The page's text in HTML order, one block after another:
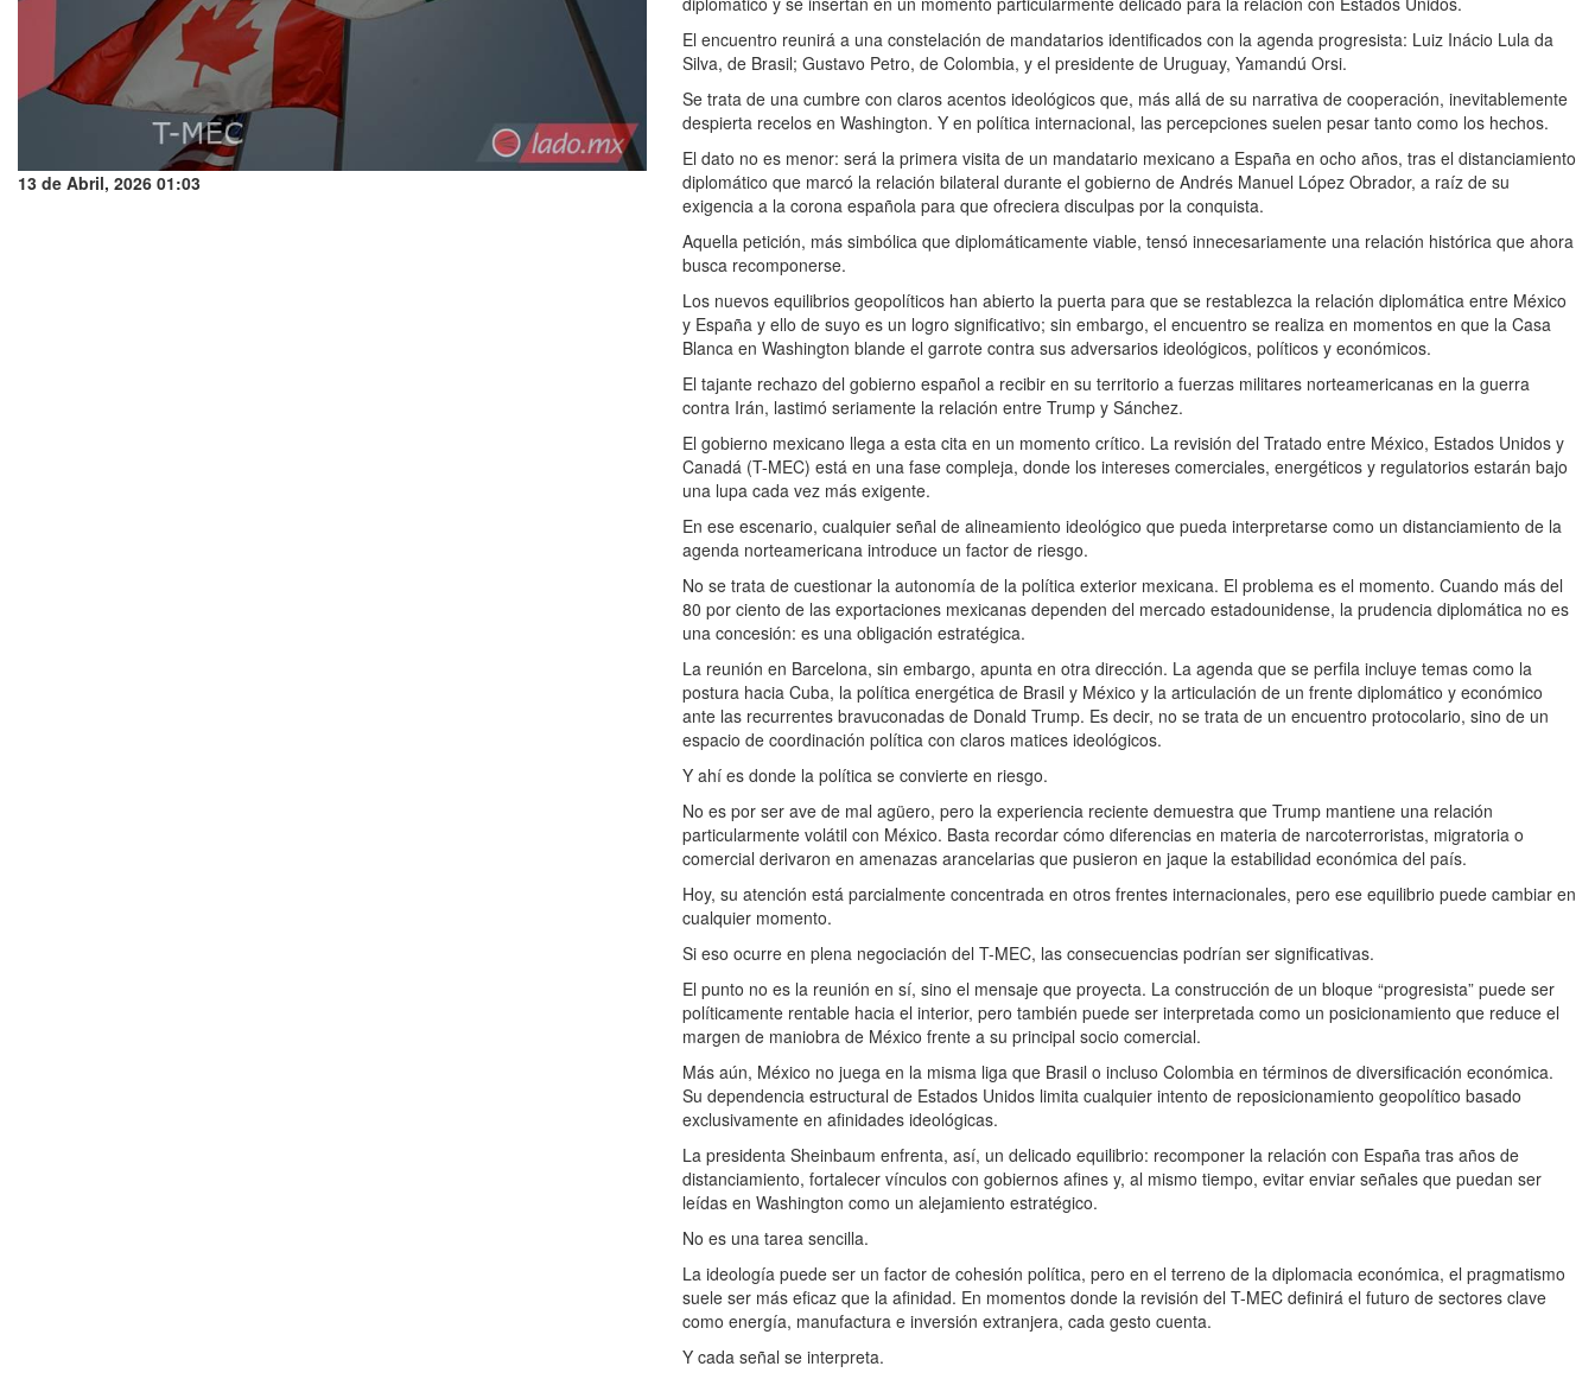
13 de Abril, 2026 01:03
El encuentro reunirá a una constelación de mandatarios identificados con la agenda progresista: Luiz Inácio Lula da
Silva, de Brasil; Gustavo Petro, de Colombia, y el presidente de Uruguay, Yamandú Orsi.
Se trata de una cumbre con claros acentos ideológicos que, más allá de su narrativa de cooperación, inevitablemente
despierta recelos en Washington. Y en política internacional, las percepciones suelen pesar tanto como los hechos.
El dato no es menor: será la primera visita de un mandatario mexicano a España en ocho años, tras el distanciamiento
diplomático que marcó la relación bilateral durante el gobierno de Andrés Manuel López Obrador, a raíz de su
exigencia a la corona española para que ofreciera disculpas por la conquista.
Aquella petición, más simbólica que diplomáticamente viable, tensó innecesariamente una relación histórica que ahora
busca recomponerse.
Los nuevos equilibrios geopolíticos han abierto la puerta para que se restablezca la relación diplomática entre México
y España y ello de suyo es un logro significativo; sin embargo, el encuentro se realiza en momentos en que la Casa
Blanca en Washington blande el garrote contra sus adversarios ideológicos, políticos y económicos.
El tajante rechazo del gobierno español a recibir en su territorio a fuerzas militares norteamericanas en la guerra
contra Irán, lastimó seriamente la relación entre Trump y Sánchez.
El gobierno mexicano llega a esta cita en un momento crítico. La revisión del Tratado entre México, Estados Unidos y
Canadá (T-MEC) está en una fase compleja, donde los intereses comerciales, energéticos y regulatorios estarán bajo
una lupa cada vez más exigente.
En ese escenario, cualquier señal de alineamiento ideológico que pueda interpretarse como un distanciamiento de la
agenda norteamericana introduce un factor de riesgo.
No se trata de cuestionar la autonomía de la política exterior mexicana. El problema es el momento. Cuando más del
80 por ciento de las exportaciones mexicanas dependen del mercado estadounidense, la prudencia diplomática no es
una concesión: es una obligación estratégica.
La reunión en Barcelona, sin embargo, apunta en otra dirección. La agenda que se perfila incluye temas como la
postura hacia Cuba, la política energética de Brasil y México y la articulación de un frente diplomático y económico
ante las recurrentes bravuconadas de Donald Trump. Es decir, no se trata de un encuentro protocolario, sino de un
espacio de coordinación política con claros matices ideológicos.
Y ahí es donde la política se convierte en riesgo.
No es por ser ave de mal agüero, pero la experiencia reciente demuestra que Trump mantiene una relación
particularmente volátil con México. Basta recordar cómo diferencias en materia de narcoterroristas, migratoria o
comercial derivaron en amenazas arancelarias que pusieron en jaque la estabilidad económica del país.
Hoy, su atención está parcialmente concentrada en otros frentes internacionales, pero ese equilibrio puede cambiar en
cualquier momento.
Si eso ocurre en plena negociación del T-MEC, las consecuencias podrían ser significativas.
El punto no es la reunión en sí, sino el mensaje que proyecta. La construcción de un bloque “progresista” puede ser
políticamente rentable hacia el interior, pero también puede ser interpretada como un posicionamiento que reduce el
margen de maniobra de México frente a su principal socio comercial.
Más aún, México no juega en la misma liga que Brasil o incluso Colombia en términos de diversificación económica.
Su dependencia estructural de Estados Unidos limita cualquier intento de reposicionamiento geopolítico basado
exclusivamente en afinidades ideológicas.
La presidenta Sheinbaum enfrenta, así, un delicado equilibrio: recomponer la relación con España tras años de
distanciamiento, fortalecer vínculos con gobiernos afines y, al mismo tiempo, evitar enviar señales que puedan ser
leídas en Washington como un alejamiento estratégico.
No es una tarea sencilla.
La ideología puede ser un factor de cohesión política, pero en el terreno de la diplomacia económica, el pragmatismo
suele ser más eficaz que la afinidad. En momentos donde la revisión del T-MEC definirá el futuro de sectores clave
como energía, manufactura e inversión extranjera, cada gesto cuenta.
Y cada señal se interpreta.